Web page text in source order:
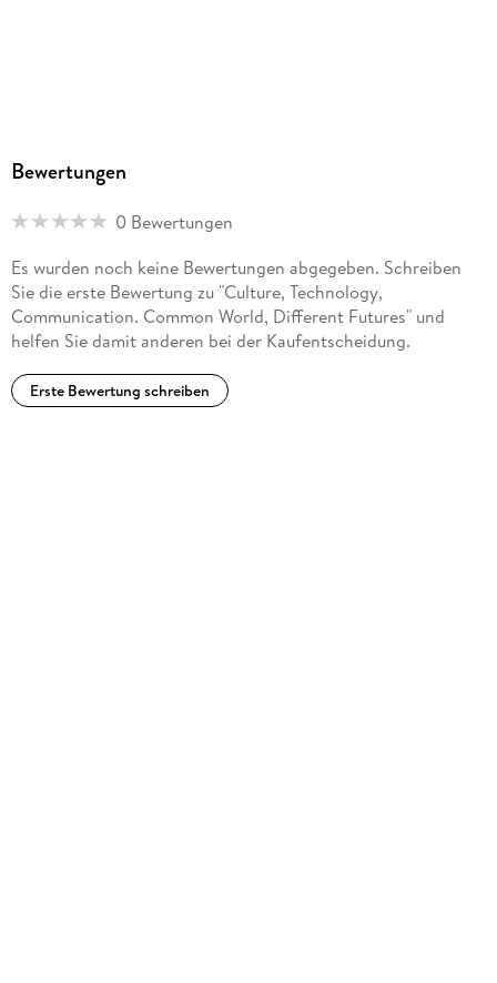
Bewertungen
0 Bewertungen
Es wurden noch keine Bewertungen abgegeben. Schreiben
Sie die erste Bewertung zu "Culture, Technology,
Communication. Common World, Different Futures" und
helfen Sie damit anderen bei der Kaufentscheidung.
Erste Bewertung schreiben